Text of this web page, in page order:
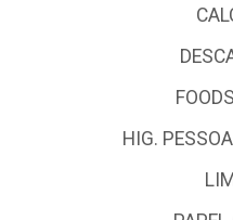
HIG.